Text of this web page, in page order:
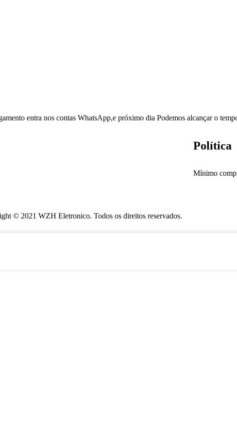
entra nos contas WhatsApp,e próximo dia Podemos alcançar o
Política
Mínimo
© 2021 WZH Eletronico. Todos os direitos reservados.